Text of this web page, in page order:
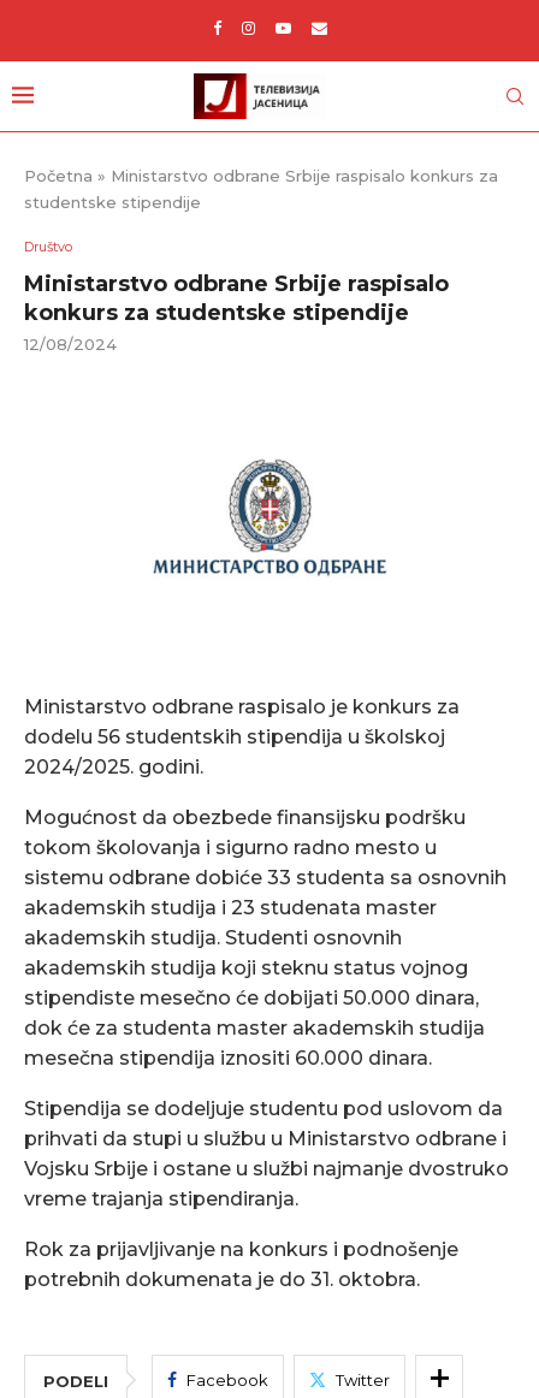
Početna » Ministarstvo odbrane Srbije raspisalo konkurs za
studentske stipendije
Društvo
Ministarstvo odbrane Srbije raspisalo
konkurs za studentske stipendije
12/08/2024
Ministarstvo odbrane raspisalo je konkurs za
dodelu 56 studentskih stipendija u školskoj
2024/2025. godini.
Mogućnost da obezbede finansijsku podršku
tokom školovanja i sigurno radno mesto u
sistemu odbrane dobiće 33 studenta sa osnovnih
akademskih studija i 23 studenata master
akademskih studija. Studenti osnovnih
akademskih studija koji steknu status vojnog
stipendiste mesečno će dobijati 50.000 dinara,
dok će za studenta master akademskih studija
mesečna stipendija iznositi 60.000 dinara.
Stipendija se dodeljuje studentu pod uslovom da
prihvati da stupi u službu u Ministarstvo odbrane i
Vojsku Srbije i ostane u službi najmanje dvostruko
vreme trajanja stipendiranja.
Rok za prijavljivanje na konkurs i podnošenje
potrebnih dokumenata je do 31. oktobra.
PODELI Facebook Twitter